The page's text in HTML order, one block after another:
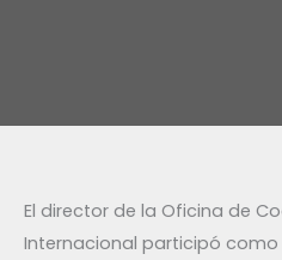
El director de la Oficina de
Internacional participó